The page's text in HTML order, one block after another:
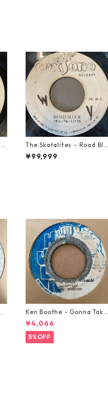
The Skatalites - Road Blo
ck【7-21996】
¥99,999
Ken Boothe - Gonna Take
A Miracle【7-21362】
¥4,066
5%OFF